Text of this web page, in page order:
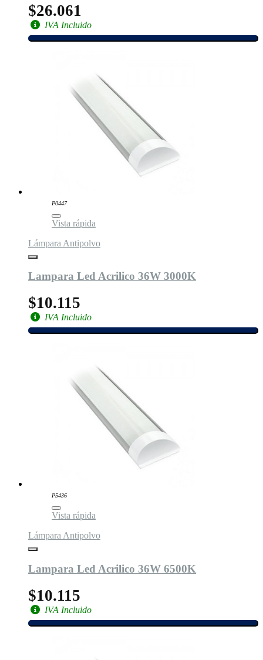
$26.061
IVA Incluido
P0447
Vista rápida
Lámpara Antipolvo
Lampara Led Acrilico 36W 3000K
$10.115
IVA Incluido
P5436
Vista rápida
Lámpara Antipolvo
Lampara Led Acrilico 36W 6500K
$10.115
IVA Incluido